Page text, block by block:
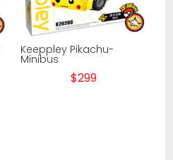
Keeppley Pikachu-
Minibus
$299